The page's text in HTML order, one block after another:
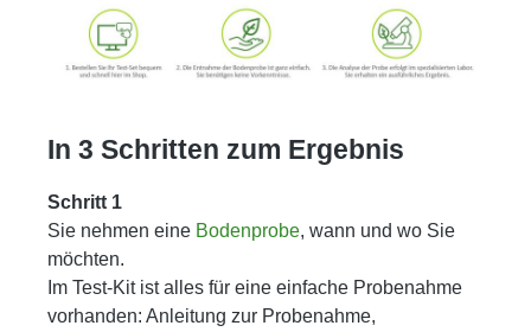
In 3 Schritten zum Ergebnis
Schritt 1
Sie nehmen eine Bodenprobe, wann und wo Sie
möchten.
Im Test-Kit ist alles für eine einfache Probenahme
vorhanden: Anleitung zur Probenahme,